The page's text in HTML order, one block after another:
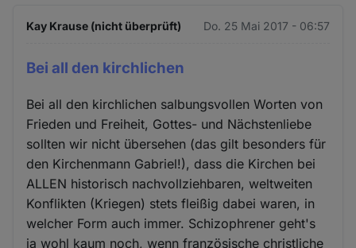
Kay Krause (nicht überprüft) Do. 25 Mai 2017 - 06:57
Bei all den kirchlichen
Bei all den kirchlichen salbungsvollen Worten von
Frieden und Freiheit, Gottes- und Nächstenliebe
sollten wir nicht übersehen (das gilt besonders für
den Kirchenmann Gabriel!), dass die Kirchen bei
ALLEN historisch nachvollziehbaren, weltweiten
Konflikten (Kriegen) stets fleißig dabei waren, in
welcher Form auch immer. Schizophrener geht's
ja wohl kaum noch, wenn französische christliche